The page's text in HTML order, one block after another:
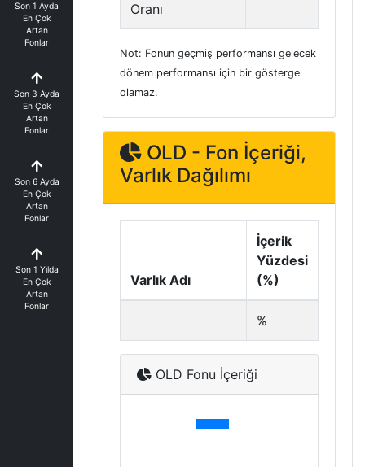
Son 1 Ayda
En Çok
Artan
Fonlar
Son 3 Ayda
En Çok
Artan
Fonlar
Son 6 Ayda
En Çok
Artan
Fonlar
Son 1 Yılda
En Çok
Artan
Fonlar
Oranı
Not: Fonun geçmiş performansı gelecek
dönem performansı için bir gösterge
olamaz.
OLD - Fon İçeriği,
Varlık Dağılımı
Varlık Adı
İçerik
Yüzdesi
(%)
%
OLD Fonu İçeriği